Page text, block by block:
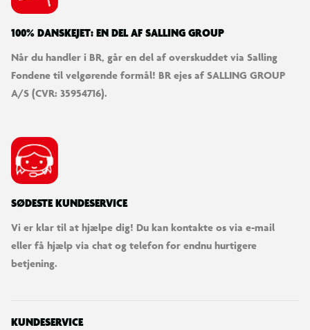
100% DANSKEJET: EN DEL AF SALLING GROUP
Når du handler i BR, går en del af overskuddet via Salling
Fondene til velgørende formål! BR ejes af SALLING GROUP
A/S (CVR: 35954716).
SØDESTE KUNDESERVICE
Vi er klar til at hjælpe dig! Du kan kontakte os via e-mail
eller få hjælp via chat og telefon for endnu hurtigere
betjening.
KUNDESERVICE